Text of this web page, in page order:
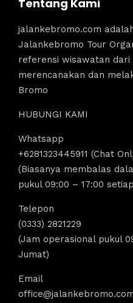
Tentang Kami
jalankebromo.com
Jalankebromo Tour
referensi wisawatan dari
merencanakan dan
Bromo
HUBUNGI KAMI
Whatsapp
+6281323445911 (Chat
(Biasanya membalas
pukul 09:00 – 17:00
Telepon
(0333) 2821229
(Jam operasional pukul
Jumat)
Email